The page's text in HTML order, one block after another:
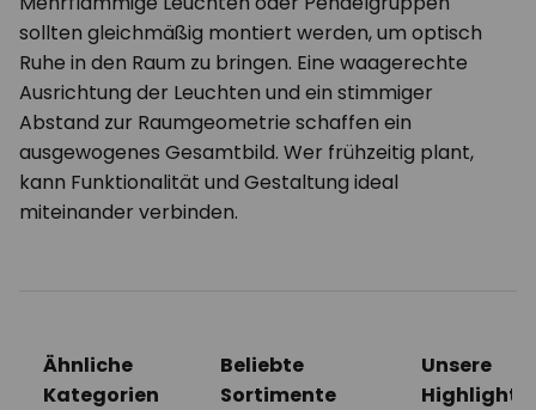
sollten gleichmäßig montiert werden, um optisch
Ruhe in den Raum zu bringen. Eine waagerechte
Ausrichtung der Leuchten und ein stimmiger
Abstand zur Raumgeometrie schaffen ein
ausgewogenes Gesamtbild. Wer frühzeitig plant,
kann Funktionalität und Gestaltung ideal
miteinander verbinden.
Ähnliche
Kategorien
Beliebte
Sortimente
Unsere
Highlights